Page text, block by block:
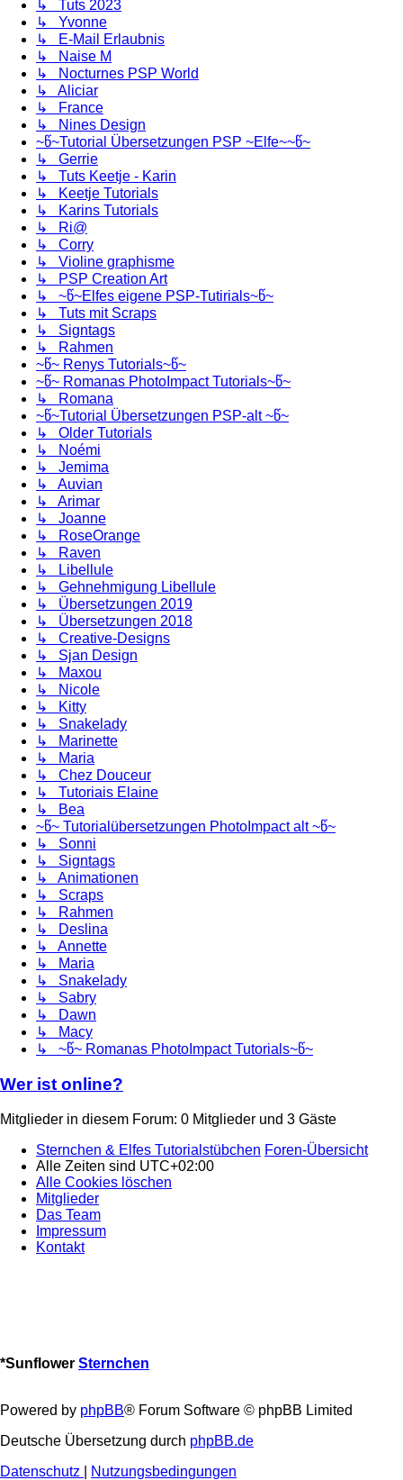
↳ Tuts 2023
↳ Yvonne
↳ E-Mail Erlaubnis
↳ Naise M
↳ Nocturnes PSP World
↳ Aliciar
↳ France
↳ Nines Design
~წ~Tutorial Übersetzungen PSP ~Elfe~~წ~
↳ Gerrie
↳ Tuts Keetje - Karin
↳ Keetje Tutorials
↳ Karins Tutorials
↳ Ri@
↳ Corry
↳ Violine graphisme
↳ PSP Creation Art
↳ ~წ~Elfes eigene PSP-Tutirials~წ~
↳ Tuts mit Scraps
↳ Signtags
↳ Rahmen
~წ~ Renys Tutorials~წ~
~წ~ Romanas PhotoImpact Tutorials~წ~
↳ Romana
~წ~Tutorial Übersetzungen PSP-alt ~წ~
↳ Older Tutorials
↳ Noémi
↳ Jemima
↳ Auvian
↳ Arimar
↳ Joanne
↳ RoseOrange
↳ Raven
↳ Libellule
↳ Gehnehmigung Libellule
↳ Übersetzungen 2019
↳ Übersetzungen 2018
↳ Creative-Designs
↳ Sjan Design
↳ Maxou
↳ Nicole
↳ Kitty
↳ Snakelady
↳ Marinette
↳ Maria
↳ Chez Douceur
↳ Tutoriais Elaine
↳ Bea
~წ~ Tutorialübersetzungen PhotoImpact alt ~წ~
↳ Sonni
↳ Signtags
↳ Animationen
↳ Scraps
↳ Rahmen
↳ Deslina
↳ Annette
↳ Maria
↳ Snakelady
↳ Sabry
↳ Dawn
↳ Macy
↳ ~წ~ Romanas PhotoImpact Tutorials~წ~
Wer ist online?
Mitglieder in diesem Forum: 0 Mitglieder und 3 Gäste
Sternchen & Elfes Tutorialstübchen Foren-Übersicht
Alle Zeiten sind UTC+02:00
Alle Cookies löschen
Mitglieder
Das Team
Impressum
Kontakt
*Sunflower Sternchen
Powered by phpBB® Forum Software © phpBB Limited
Deutsche Übersetzung durch phpBB.de
Datenschutz
Nutzungsbedingungen